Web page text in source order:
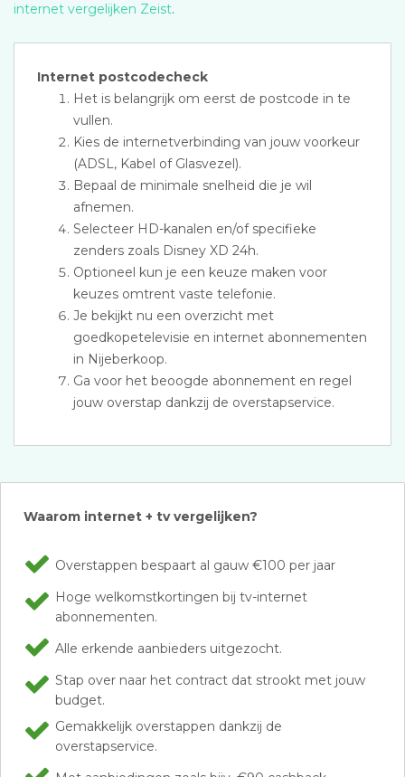
internet vergelijken Zeist.
Internet postcodecheck
Het is belangrijk om eerst de postcode in te
vullen.
Kies de internetverbinding van jouw voorkeur
(ADSL, Kabel of Glasvezel).
Bepaal de minimale snelheid die je wil
afnemen.
Selecteer HD-kanalen en/of specifieke
zenders zoals Disney XD 24h.
Optioneel kun je een keuze maken voor
keuzes omtrent vaste telefonie.
Je bekijkt nu een overzicht met
goedkopetelevisie en internet abonnementen
in Nijeberkoop.
Ga voor het beoogde abonnement en regel
jouw overstap dankzij de overstapservice.
Waarom internet + tv vergelijken?
Overstappen bespaart al gauw €100 per jaar
Hoge welkomstkortingen bij tv-internet
abonnementen.
Alle erkende aanbieders uitgezocht.
Stap over naar het contract dat strookt met jouw
budget.
Gemakkelijk overstappen dankzij de
overstapservice.